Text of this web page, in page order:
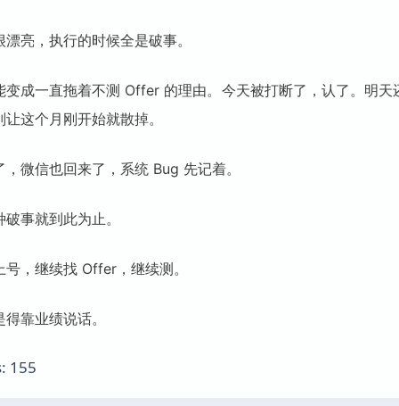
亮，执行的时候全是破事。
变成一直拖着不测 Offer 的理由。今天被打断了，认了。明天
这个月刚开始就散掉。
，微信也回来了，系统 Bug 先记着。
事就到此为止。
号，继续找 Offer，继续测。
靠业绩说话。
155